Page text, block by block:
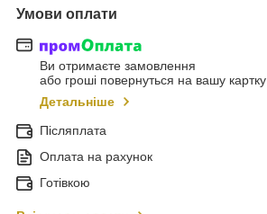
Умови оплати
Ви отримаєте замовлення
або гроші повернуться на вашу картку
Детальніше
Післяплата
Оплата на рахунок
Готівкою